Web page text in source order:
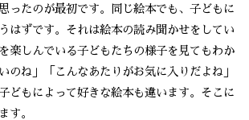
ったのが最初です。同じ絵本でも、子どもに
はずです。それは絵本の読み聞かせをしてい
楽しんでいる子どもたちの様子を見てもわか
のね」「こんなあたりがお気に入りだよね」
どもによって好きな絵本も違います。そこに
す。